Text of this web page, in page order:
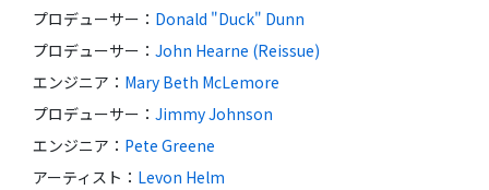
プロデューサー ： Donald "Duck" Dunn
プロデューサー ： John Hearne (Reissue)
エンジニア ： Mary Beth McLemore
プロデューサー ： Jimmy Johnson
エンジニア ： Pete Greene
アーティスト ： Levon Helm